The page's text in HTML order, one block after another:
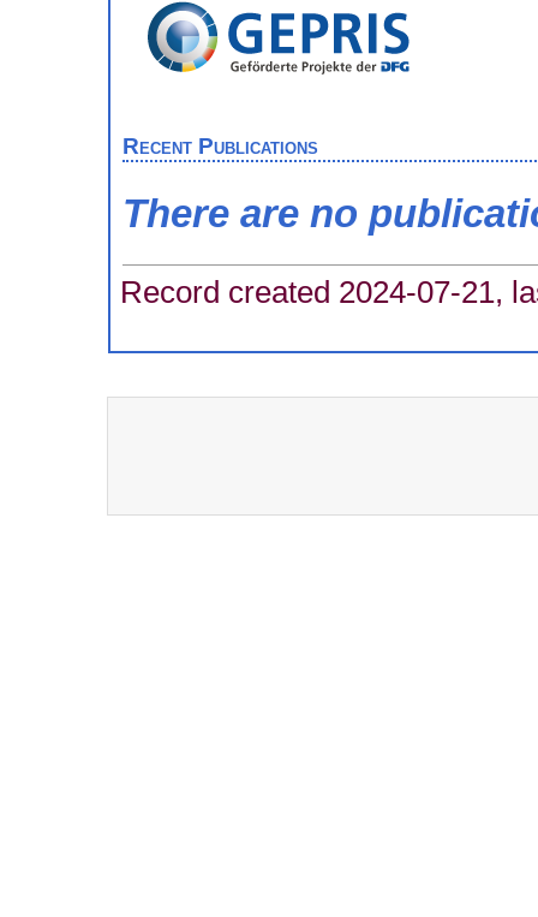
Recent Publications
There are no
Record created 2024-07-21,